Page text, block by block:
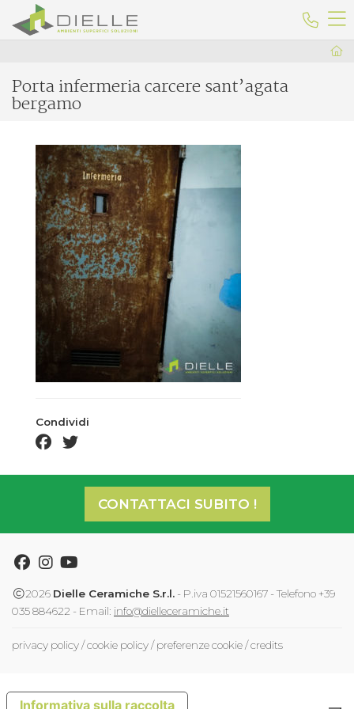
Dielle Ceramiche
Porta infermeria carcere sant’agata
bergamo
Condividi
facebook share
twitter share
CONTATTACI SUBITO !
Facebook
Instagram
Youtube
2026 Dielle Ceramiche S.r.l. - P.iva 01521560167 - Telefono +39
035 884622 - Email: info@dielleceramiche.it
privacy policy/cookie policy/preferenze cookie/credits
Informativa sulla raccolta